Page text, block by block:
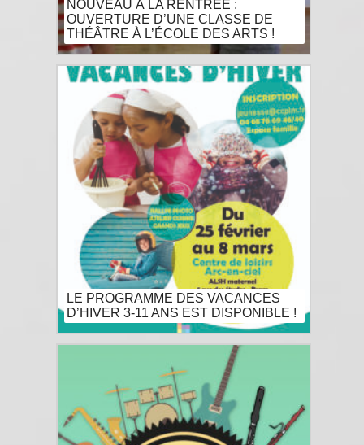
NOUVEAU À LA RENTRÉE :
OUVERTURE D’UNE CLASSE DE
THÉÂTRE À L’ÉCOLE DES ARTS !
LE PROGRAMME DES VACANCES
D’HIVER 3-11 ANS EST DISPONIBLE !